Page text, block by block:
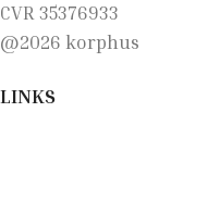
CVR 35376933
@2026 korphus
LINKS